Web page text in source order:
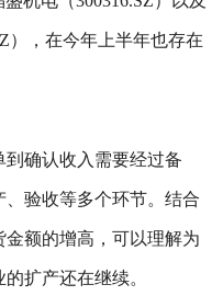
），在今年上半年也存在
确认收入需要经过备
验收等多个环节。结合
额的增高，可以理解为
扩产还在继续。